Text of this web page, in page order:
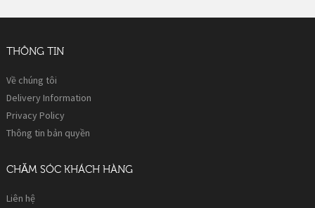
THÔNG TIN
Về chúng tôi
Delivery Information
Privacy Policy
Thông tin bản quyền
CHĂM SÓC KHÁCH HÀNG
Liên hệ